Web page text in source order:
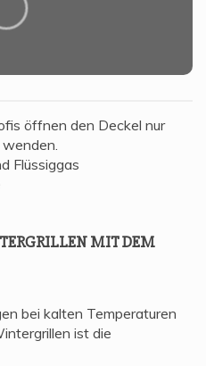
MIT DEM
bei kalten Temperaturen
ist die